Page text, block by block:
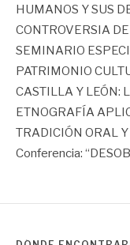
HUMANOS Y SUS
CONTROVERSIA
SEMINARIO
PATRIMONIO
CASTILLA Y LEÓN:
ETNOGRAFÍA
TRADICIÓN ORAL
Conferencia: